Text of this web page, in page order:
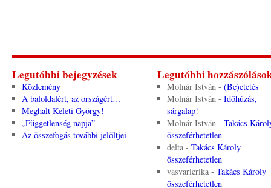
Legutóbbi bejegyzések
Közlemény
A baloldalért, az országért…
Meghalt Keleti György!
„Függetlenség napja”
Az összefogás további jelöltjei
Legutóbbi
Molnár István- (Be)etetés
Molnár István- Időhúzás,
sárgalap!
Molnár István- Takács
összeférhetetlen
delta- Takács Károly
összeférhetetlen
vasvarierika- Takács Károly
összeférhetetlen